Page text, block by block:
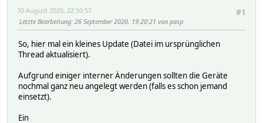
#1
30 August 2020, 22:50:57
Letzte Bearbeitung: 26 September 2020, 19:20:21 von pasp
So, hier mal ein kleines Update (Datei im ursprünglichen
Thread aktualisiert).
Aufgrund einiger interner Änderungen sollten die Geräte
nochmal ganz neu angelegt werden (falls es schon jemand
einsetzt).
Ein